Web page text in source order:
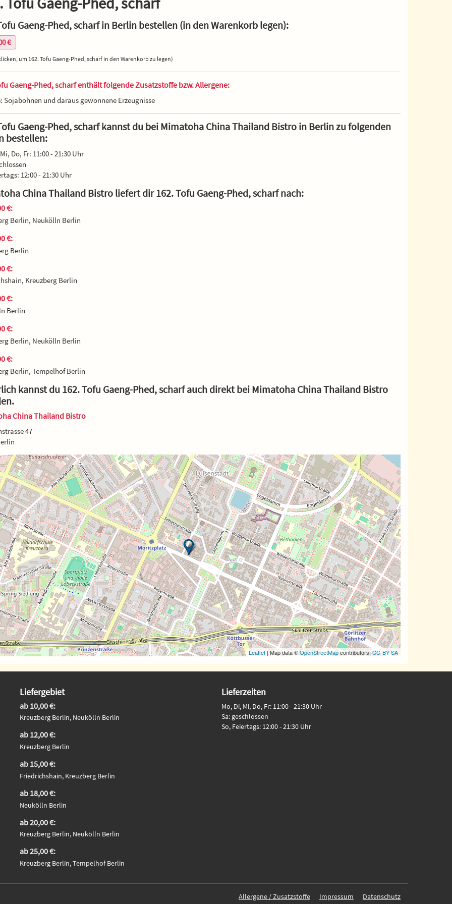
Gaeng-Phed, scharf in Berlin bestellen (in den Warenkorb legen):
€
um 162. Tofu Gaeng-Phed, scharf in den Warenkorb zu legen)
Gaeng-Phed, scharf enthält folgende Zusatzstoffe bzw. Allergene:
Sojabohnen und daraus gewonnene Erzeugnisse
Gaeng-Phed, scharf kannst du bei Mimatoha China Thailand Bistro in Berlin zu folgenden
bestellen:
Do, Fr: 11:00 - 21:30 Uhr
12:00 - 21:30 Uhr
China Thailand Bistro liefert dir 162. Tofu Gaeng-Phed, scharf nach:
€:
Berlin, Neukölln Berlin
€:
Berlin
€:
Kreuzberg Berlin
€:
Berlin
€:
Berlin, Neukölln Berlin
€:
Berlin, Tempelhof Berlin
kannst du 162. Tofu Gaeng-Phed, scharf auch direkt bei Mimatoha China Thailand Bistro
China Thailand Bistro
47
Leaflet| Map data ©OpenStreetMapcontributors,CC-BY-SA
Liefergebiet
ab 10,00 €:
Kreuzberg Berlin, Neukölln Berlin
ab 12,00 €:
Kreuzberg Berlin
ab 15,00 €:
Friedrichshain, Kreuzberg Berlin
ab 18,00 €:
Neukölln Berlin
ab 20,00 €:
Kreuzberg Berlin, Neukölln Berlin
ab 25,00 €:
Kreuzberg Berlin, Tempelhof Berlin
Lieferzeiten
Mo, Di, Mi, Do, Fr: 11:00 - 21:30 Uhr
Sa: geschlossen
So, Feiertags: 12:00 - 21:30 Uhr
Allergene / Zusatzstoffe Impressum Datenschutz